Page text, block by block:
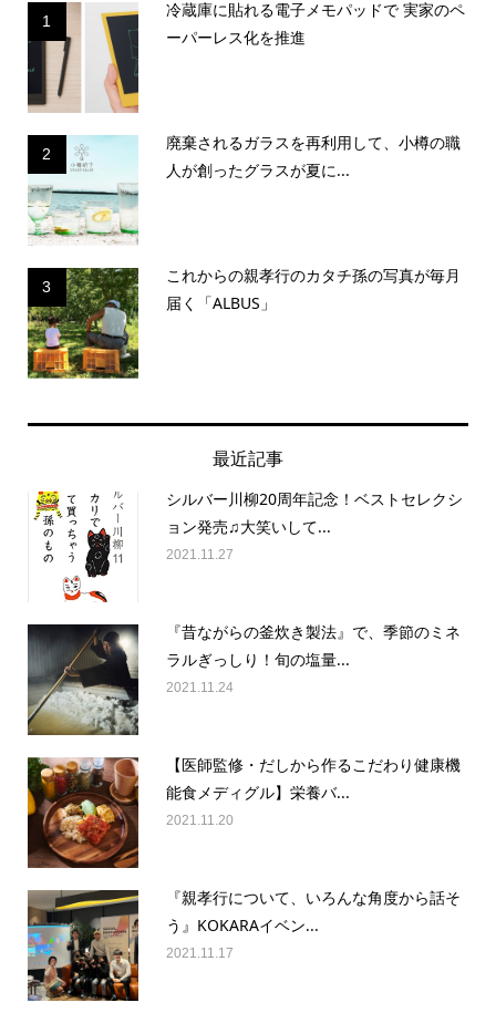
1
冷蔵庫に貼れる電子メモパッドで 実家のペ
ーパーレス化を推進
2
廃棄されるガラスを再利用して、小樽の職
人が創ったグラスが夏に...
3
これからの親孝行のカタチ孫の写真が毎月
届く「ALBUS」
最近記事
シルバー川柳20周年記念！ベストセレクシ
ョン発売♫大笑いして...
2021.11.27
『昔ながらの釜炊き製法』で、季節のミネ
ラルぎっしり！旬の塩量...
2021.11.24
【医師監修・だしから作るこだわり健康機
能食メディグル】栄養バ...
2021.11.20
『親孝行について、いろんな角度から話そ
う』KOKARAイベン...
2021.11.17